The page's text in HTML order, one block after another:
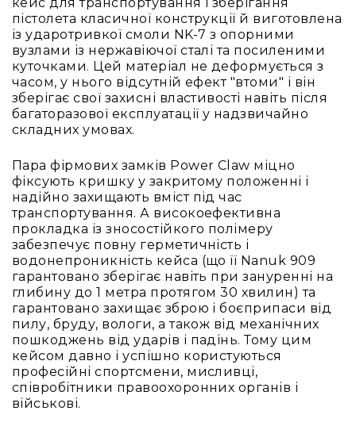
з
вадами
слуху
Підсилення
для
навушників
комплектуючі
Гарнітури
Для
трансляцій
і
ТБ
Для
геймерів/
блогерів
Для
домашньої
IP
телефонії
Для
пістолета класичної конструкції й виготовлена
із ударотривкої смоли NK-7 з опорними
вузлами із нержавіючої сталі та посиленими
куточками. Цей матеріал не деформується з
часом, у нього відсутній ефект "втоми" і він
зберігає свої захисні властивості навіть після
багаторазової експлуатації у надзвичайно
складних умовах.
Пара фірмових замків Power Claw міцно
фіксують кришку у закритому положенні і
надійно захищають вміст під час
транспортування. А високоефективна
прокладка із зносостійкого полімеру
забезпечує повну герметичність і
водонепроникність кейса (що її Nanuk 909
гарантовано зберігає навіть при зануренні на
глибину до 1 метра протягом 30 хвилин) та
гарантовано захищає зброю і боєприпаси від
пилу, бруду, вологи, а також від механічних
пошкоджень від ударів і падінь. Тому цим
кейсом давно і успішно користуються
професійні спортсмени, мисливці,
співробітники правоохоронних органів і
військові.